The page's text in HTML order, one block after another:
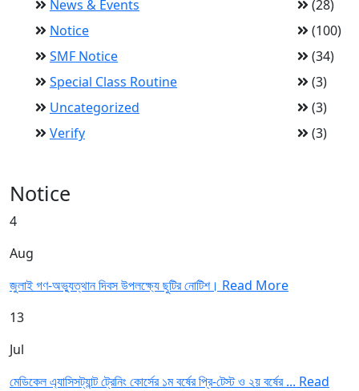
News & Events
(28)
Notice
(100)
SMF Notice
(34)
Special Class Routine
(3)
Uncategorized
(3)
Verify
(3)
Notice
4
Aug
জুলাই গণ-অভ্যুত্থান দিবস উপলক্ষ্যে ছুটির নোটিশ। Read More
13
Jul
মেডিকেল এ্যাসিসট্যান্ট ট্রেনিং কোর্সের ১ম বর্ষের প্রি-টেস্ট ও ২য় বর্ষের ... Read